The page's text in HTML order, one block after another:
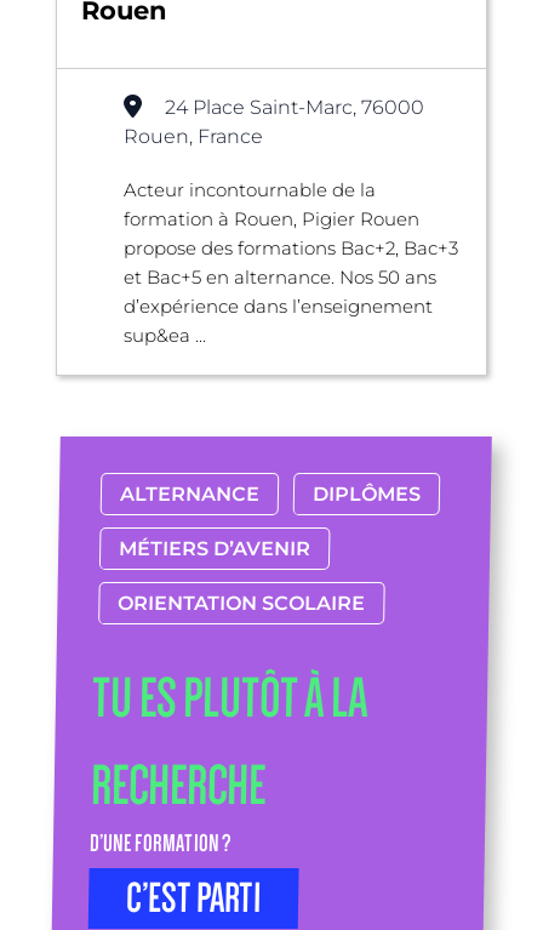
Rouen
24 Place Saint-Marc, 76000
Rouen, France
Acteur incontournable de la
formation à Rouen, Pigier Rouen
propose des formations Bac+2, Bac+3
et Bac+5 en alternance. Nos 50 ans
d’expérience dans l’enseignement
sup&ea ...
ALTERNANCE DIPLÔMES
MÉTIERS D’AVENIR
ORIENTATION SCOLAIRE
TU ES PLUTÔT À LA
RECHERCHE
D’UNE FORMATION ?
C’EST PARTI